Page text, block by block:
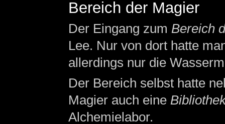
Bereich der Magier
Der Eingang zum Bereich
Lee. Nur von dort hatte
allerdings nur die
Der Bereich selbst hatte
Magier auch eine
Alchemielabor.